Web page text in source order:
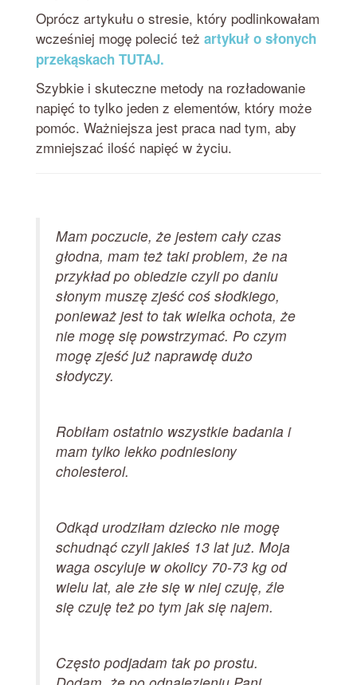
Oprócz artykułu o stresie, który podlinkowałam
wcześniej mogę polecić też artykuł o słonych
przekąskach TUTAJ.
Szybkie i skuteczne metody na rozładowanie
napięć to tylko jeden z elementów, który może
pomóc. Ważniejsza jest praca nad tym, aby
zmniejszać ilość napięć w życiu.
Mam poczucie, że jestem cały czas
głodna, mam też taki problem, że na
przykład po obiedzie czyli po daniu
słonym muszę zjeść coś słodkiego,
ponieważ jest to tak wielka ochota, że
nie mogę się powstrzymać. Po czym
mogę zjeść już naprawdę dużo
słodyczy.
Robiłam ostatnio wszystkie badania i
mam tylko lekko podniesiony
cholesterol.
Odkąd urodziłam dziecko nie mogę
schudnąć czyli jakieś 13 lat już. Moja
waga oscyluje w okolicy 70-73 kg od
wielu lat, ale złe się w niej czuję, źle
się czuję też po tym jak się najem.
Często podjadam tak po prostu.